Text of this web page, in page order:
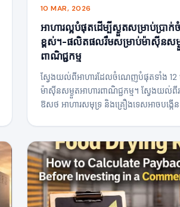
10 MAR, 2026
អាហារល្អបំផុតដើម្បីស្ងួតសម្រាប់ប្រា
ខ្ពស់។-ផលិតផលរឹមសម្រាប់ម៉ាស៊ីនសម្
ពាណិជ្ជកម្ម
ស្វែងយល់ពីអាហារដែលចំណេញបំផុតទាំង 12
ម៉ាស៊ីនសម្ងួតអាហារពាណិជ្ជកម្ម។ ស្វែងយល់ពី
ឱសថ អាហារសមុទ្រ និងគ្រឿងទេសអាចបង្កើនត